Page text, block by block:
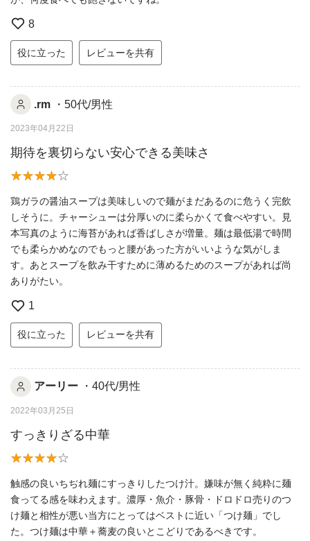
8
役に立った レビューを共有
.rm ・50代/男性
2023年04月22日
期待を裏切らない安心できる美味さ
鶏ガラの醤油スープは美味しいので麺がまだあるのに危うく完飲
しそうに。チャーシューは分厚いのに柔らかくて食べやすい。見
本写真のように海苔があれば香ばしさが増量。麺は最低湯で時間
でも柔らかめなのでもっと腰があった方がいいような気がしま
す。あとスープを飲み干すために薄めるためのスープがあれば尚
ありがたい。
1
役に立った レビューを共有
アーリー ・40代/男性
2022年03月25日
すっきりざる中華
触感の良いちぢれ麺にすっきりしたつけ汁。嫌味が無く純粋に麺
食ってる感を味わえます。濃厚・魚介・豚骨・ドロドロ売りのつ
け麺と相性が悪い当方にとってはベストに近い「つけ麺」でし
た。つけ麺は中華＋蕎麦の良いとこどりであるべきです。